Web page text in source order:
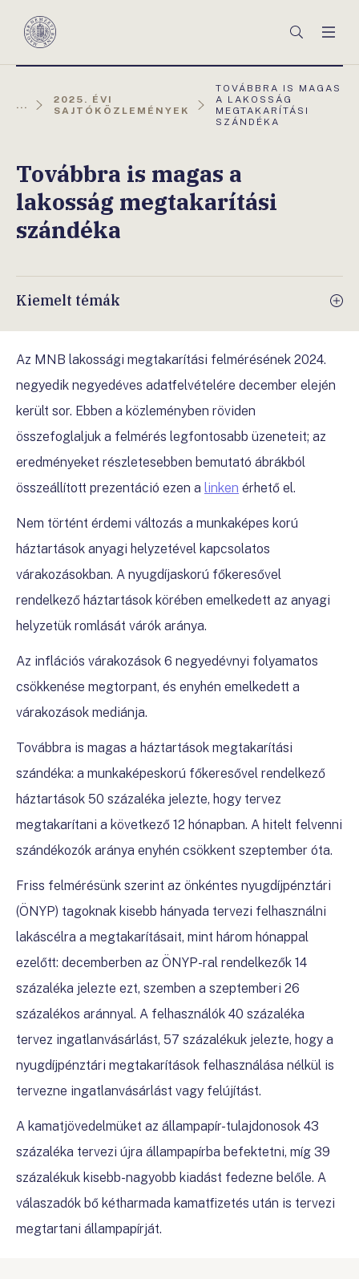
Magyar
Keresés
...
2025. ÉVI
SAJTÓKÖZLEMÉNYEK
AKTUÁLIS
OLDAL:
TOVÁBBRA IS MAGAS
A LAKOSSÁG
MEGTAKARÍTÁSI
SZÁNDÉKA
Továbbra is magas a
lakosság megtakarítási
szándéka
Kiemelt témák
Az MNB lakossági megtakarítási felmérésének 2024.
negyedik negyedéves adatfelvételére december elején
került sor. Ebben a közleményben röviden
összefoglaljuk a felmérés legfontosabb üzeneteit; az
eredményeket részletesebben bemutató ábrákból
összeállított prezentáció ezen a linken érhető el.
Nem történt érdemi változás a munkaképes korú
háztartások anyagi helyzetével kapcsolatos
várakozásokban. A nyugdíjaskorú főkeresővel
rendelkező háztartások körében emelkedett az anyagi
helyzetük romlását várók aránya.
Az inflációs várakozások 6 negyedévnyi folyamatos
csökkenése megtorpant, és enyhén emelkedett a
várakozások mediánja.
Továbbra is magas a háztartások megtakarítási
szándéka: a munkaképeskorú főkeresővel rendelkező
háztartások 50 százaléka jelezte, hogy tervez
megtakarítani a következő 12 hónapban. A hitelt felvenni
szándékozók aránya enyhén csökkent szeptember óta.
Friss felmérésünk szerint az önkéntes nyugdíjpénztári
(ÖNYP) tagoknak kisebb hányada tervezi felhasználni
lakáscélra a megtakarításait, mint három hónappal
ezelőtt: decemberben az ÖNYP-ral rendelkezők 14
százaléka jelezte ezt, szemben a szeptemberi 26
százalékos aránnyal. A felhasználók 40 százaléka
tervez ingatlanvásárlást, 57 százalékuk jelezte, hogy a
nyugdíjpénztári megtakarítások felhasználása nélkül is
tervezne ingatlanvásárlást vagy felújítást.
A kamatjövedelmüket az állampapír-tulajdonosok 43
százaléka tervezi újra állampapírba befektetni, míg 39
százalékuk kisebb-nagyobb kiadást fedezne belőle. A
válaszadók bő kétharmada kamatfizetés után is tervezi
megtartani állampapírját.